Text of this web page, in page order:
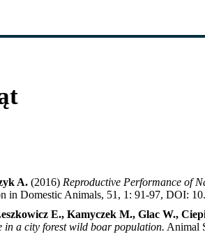
A. (2016) Reproductive Performance of
in Domestic Animals, 51, 1: 91-97, DOI:
E., Kamyczek M., Glac W.,
in a city forest wild boar population. Animal